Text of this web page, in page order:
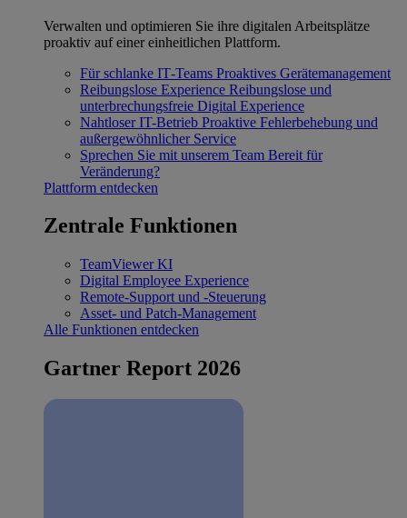
Verwalten und optimieren Sie ihre digitalen Arbeitsplätze
proaktiv auf einer einheitlichen Plattform.
Für schlanke IT‐Teams Proaktives Gerätemanagement
Reibungslose Experience Reibungslose und
unterbrechungsfreie Digital Experience
Nahtloser IT-Betrieb Proaktive Fehlerbehebung und
außergewöhnlicher Service
Sprechen Sie mit unserem Team Bereit für
Veränderung?
Plattform entdecken
Zentrale Funktionen
TeamViewer KI
Digital Employee Experience
Remote-Support und -Steuerung
Asset- und Patch-Management
Alle Funktionen entdecken
Gartner Report 2026